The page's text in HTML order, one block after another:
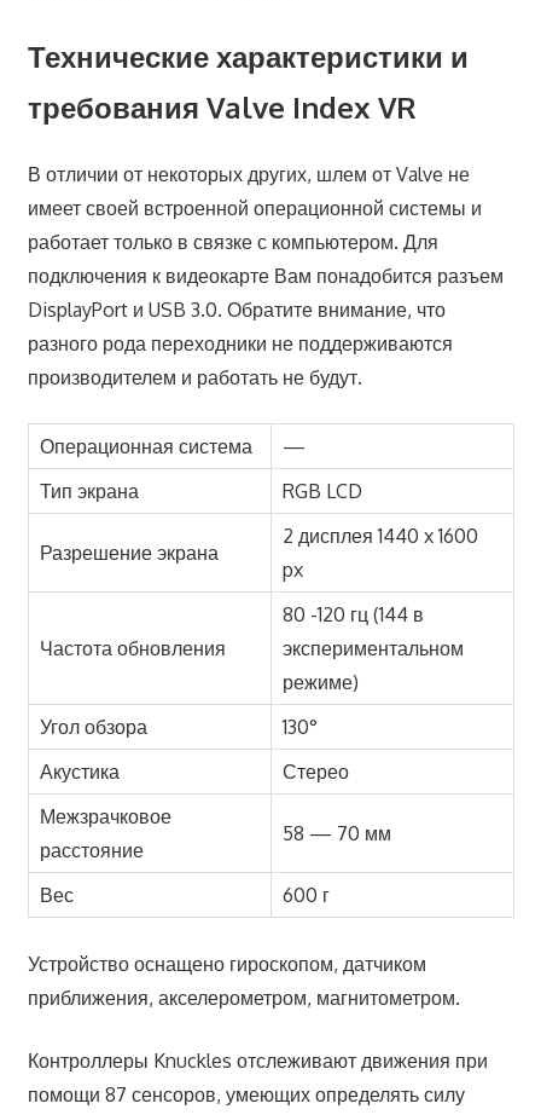
Технические характеристики и
требования Valve Index VR
В отличии от некоторых других, шлем от Valve не
имеет своей встроенной операционной системы и
работает только в связке с компьютером. Для
подключения к видеокарте Вам понадобится разъем
DisplayPort и USB 3.0. Обратите внимание, что
разного рода переходники не поддерживаются
производителем и работать не будут.
Операционная система
—
Тип экрана
RGB LCD
Разрешение экрана
2 дисплея 1440 x 1600
px
Частота обновления
80 -120 гц (144 в
экспериментальном
режиме)
Угол обзора
130°
Акустика
Стерео
Межзрачковое
расстояние
58 — 70 мм
Вес 600 г
Устройство оснащено гироскопом, датчиком
приближения, акселерометром, магнитометром.
Контроллеры Knuckles отслеживают движения при
помощи 87 сенсоров, умеющих определять силу